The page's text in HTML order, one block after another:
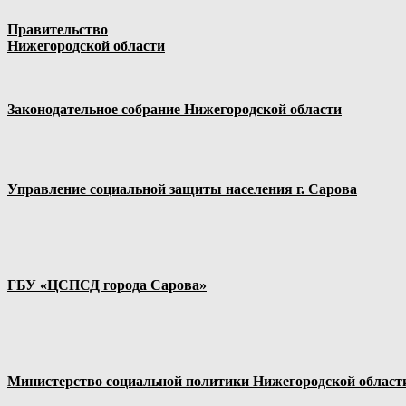
Правительство
Нижегородской области
Законодательное собрание Нижегородской области
Управление социальной защиты населения г. Сарова
ГБУ «ЦСПСД города Сарова»
Министерство социальной политики Нижегородской